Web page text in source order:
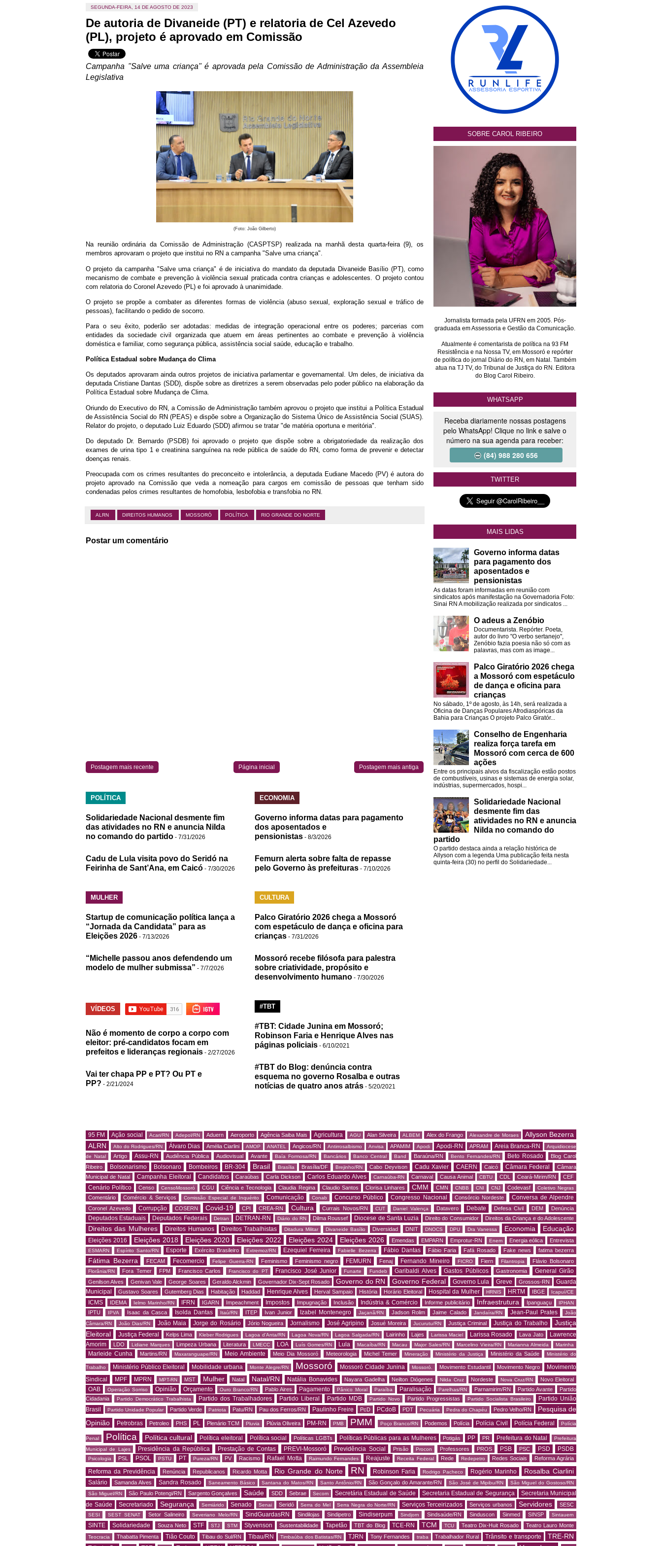
SEGUNDA-FEIRA, 14 DE AGOSTO DE 2023
De autoria de Divaneide (PT) e relatoria de Cel Azevedo
(PL), projeto é aprovado em Comissão
Campanha "Salve uma criança" é aprovada pela Comissão de Administração da Assembleia
Legislativa
(Foto: João Gilberto)
Na reunião ordinária da Comissão de Administração (CASPTSP) realizada na manhã desta quarta-feira (9), os
membros aprovaram o projeto que institui no RN a campanha "Salve uma criança".
O projeto da campanha "Salve uma criança" é de iniciativa do mandato da deputada Divaneide Basílio (PT), como
mecanismo de combate e prevenção à violência sexual praticada contra crianças e adolescentes. O projeto contou
com relatoria do Coronel Azevedo (PL) e foi aprovado à unanimidade.
O projeto se propõe a combater as diferentes formas de violência (abuso sexual, exploração sexual e tráfico de
pessoas), facilitando o pedido de socorro.
Para o seu êxito, poderão ser adotadas: medidas de integração operacional entre os poderes; parcerias com
entidades da sociedade civil organizada que atuem em áreas pertinentes ao combate e prevenção à violência
doméstica e familiar, como segurança pública, assistência social saúde, educação e trabalho.
Política Estadual sobre Mudança do Clima
Os deputados aprovaram ainda outros projetos de iniciativa parlamentar e governamental. Um deles,de iniciativa da
deputada Cristiane Dantas (SDD), dispõe sobre as diretrizes a serem observadas pelo poder público na elaboração da
Política Estadual sobre Mudança de Clima.
Oriundo do Executivo do RN, a Comissão de Administração também aprovou o projeto que institui a Política Estadual
de Assistência Social do RN (PEAS) e dispõe sobre a Organização do Sistema Único de Assistência Social (SUAS).
Relator do projeto, o deputado Luiz Eduardo (SDD) afirmou se tratar "de matéria oportuna e meritória".
Do deputado Dr. Bernardo (PSDB) foi aprovado o projeto que dispõe sobre a obrigatoriedade da realização dos
exames de urina tipo 1 e creatinina sanguínea na rede pública de saúde do RN, como forma de prevenir e detectar
doenças renais.
Preocupada com os crimes resultantes do preconceito e intolerância, a deputada Eudiane Macedo (PV) é autora do
projeto aprovado na Comissão que veda a nomeação para cargos em comissão de pessoas que tenham sido
condenadas pelos crimes resultantes de homofobia, lesbofobia e transfobia no RN.
ALRN DIREITOS HUMANOS MOSSORÓ POLÍTICA RIO GRANDE DO NORTE
Postar um comentário
Postagem mais recente Postagem mais antiga
Página inicial
POLÍTICA
Solidariedade Nacional desmente fim
das atividades no RN e anuncia Nilda
no comando do partido - 7/31/2026
Cadu de Lula visita povo do Seridó na
Feirinha de Sant’Ana, em Caicó - 7/30/2026
ECONOMIA
Governo informa datas para pagamento
dos aposentados e
pensionistas - 8/3/2026
Femurn alerta sobre falta de repasse
pelo Governo às prefeituras - 7/10/2026
MULHER
Startup de comunicação política lança a
“Jornada da Candidata” para as
Eleições 2026 - 7/13/2026
“Michelle passou anos defendendo um
modelo de mulher submissa” - 7/7/2026
CULTURA
Palco Giratório 2026 chega a Mossoró
com espetáculo de dança e oficina para
crianças - 7/31/2026
Mossoró recebe filósofa para palestra
sobre criatividade, propósito e
desenvolvimento humano - 7/30/2026
VÍDEOS
Não é momento de corpo a corpo com
eleitor: pré-candidatos focam em
prefeitos e lideranças regionais - 2/27/2026
Vai ter chapa PP e PT? Ou PT e
PP? - 2/21/2024
#TBT
#TBT: Cidade Junina em Mossoró;
Robinson Faria e Henrique Alves nas
páginas policiais - 6/10/2021
#TBT do Blog: denúncia contra
esquema no governo Rosalba e outras
notícias de quatro anos atrás - 5/20/2021
SOBRE CAROL RIBEIRO
Jornalista formada pela UFRN em 2005. Pós-
graduada em Assessoria e Gestão da Comunicação.
Atualmente é comentarista de política na 93 FM
Resistência e na Nossa TV, em Mossoró e repórter
de política do jornal Diário do RN, em Natal. Também
atua na TJ TV, do Tribunal de Justiça do RN. Editora
do Blog Carol Ribeiro.
WHATSAPP
Receba diariamente nossas postagens
pelo WhatsApp! Clique no link e salve o
número na sua agenda para receber:
(84) 988 280 656
TWITTER
MAIS LIDAS
Governo informa datas
para pagamento dos
aposentados e
pensionistas
As datas foram informadas em reunião com
sindicatos após manifestação na Governadoria Foto:
Sinai RN A mobilização realizada por sindicatos ...
O adeus a Zenóbio
Documentarista. Repórter. Poeta,
autor do livro "O verbo sertanejo",
Zenóbio fazia poesia não só com as
palavras, mas com as image...
Palco Giratório 2026 chega
a Mossoró com espetáculo
de dança e oficina para
crianças
No sábado, 1º de agosto, às 14h, será realizada a
Oficina de Danças Populares Afrodiaspóricas da
Bahia para Crianças O projeto Palco Giratór...
Conselho de Engenharia
realiza força tarefa em
Mossoró com cerca de 600
ações
Entre os principais alvos da fiscalização estão postos
de combustíveis, usinas e sistemas de energia solar,
indústrias, supermercados, hospi...
Solidariedade Nacional
desmente fim das
atividades no RN e anuncia
Nilda no comando do
partido
O partido destaca ainda a relação histórica de
Allyson com a legenda Uma publicação feita nesta
quinta-feira (30) no perfil do Solidariedade...
95 FM Ação social Acari/RN Adepol/RN Aduern Aeroporto Agência Saiba Mais Agricultura AGU Alan Silveira ALBEM Alex do Frango Alexandre de Moraes
Allyson Bezerra
ALRN
Alto do Rodrigues/RN Álvaro Dias Amélia Ciarlini AMOP ANATEL Angicos/RN Antirrosalbismo Anvisa APAMIM Apodi Apodi-RN APRAM Areia Branca-RN
Arquidiocese
de Natal
Artigo Assu-RN Audiência Pública Audiovisual Avante Baía Formosa/RN Bancários Banco Central Band Baraúna/RN Bento Fernandes/RN Beto Rosado
Blog Carol
Ribeiro
Bolsonarismo Bolsonaro Bombeiros BR-304 Brasil Brasília Brasília/DF Brejinho/RN Cabo Deyvison Cadu Xavier CAERN Caicó Câmara Federal
Câmara
Municipal de Natal
Campanha Eleitoral Candidatos Caraúbas Carla Dickson Carlos Eduardo Alves Carnaúba-RN Carnaval Causa Animal CBTU CDL Ceará-Mirim/RN CEF
Cenário Político Censo CensoMossoró CGU Ciência e Tecnologia Claudia Regina Claudio Santos Clorisa Linhares CMM CMN CNBB CNI CNJ Codevasf Coletivo Negras
Comentário Comércio & Serviços Comissão Especial de Inquérito Comunicação Conab Concurso Público Congresso Nacional Consórcio Nordeste Conversa de Alpendre
Coronel Azevedo Corrupção COSERN Covid-19 CPI CREA-RN Cultura Currais Novos/RN CUT Daniel Valença Datavero Debate Defesa Civil DEM Denúncia
Deputados Estaduais Deputados Federais Detran DETRAN-RN Diário do RN Dilma Roussef Diocese de Santa Luzia Direito do Consumidor Direitos da Criança e do Adolescente
Direitos das Mulheres Direitos Humanos Direitos Trabalhistas Ditadura Militar Divaneide Basílio Diversidad DNIT DNOCS DPU Dra Vanessa Economia Educação
Eleições 2016 Eleições 2018 Eleições 2020 Eleições 2022 Eleições 2024 Eleições 2026 Emendas EMPARN Emprotur-RN Enem Energia eólica Entrevista
ESMARN Espírito Santo/RN Esporte Exército Brasileiro Extremoz/RN Ezequiel Ferreira Fabielle Bezerra Fábio Dantas Fábio Faria Fafá Rosado Fake news fatima bezerra
Fátima Bezerra FECAM Fecomercio Felipe Guerra-RN Feminismo Feminismo negro FEMURN Fenaj Fernando Mineiro FICRO Fiern Filantropia Flávio Bolsonaro
Florânia/RN Fora Temer FPM Francisco Carlos Francisco do PT Francisco José Junior Funarte Fundeb Garibaldi Alves Gastos Públicos Gastronomia General Girão
Genilson Alves Genivan Vale George Soares Geraldo Alckmin Governador Dix-Sept Rosado Governo do RN Governo Federal Governo Lula Greve Grossos-RN
Guarda
Municipal
Gustavo Soares Gutemberg Dias Habitação Haddad Henrique Alves Herval Sampaio História Horário Eleitoral Hospital da Mulher HRNIS HRTM IBGE Icapuí/CE
ICMS IDEMA Ielmo Marinho/RN IFRN IGARN Impeachment Impostos Impugnação Inclusão Indústria & Comércio Informe publicitário Infraestrutura Ipanguaçu IPHAN
IPTU IPVA Isaac da Casca Isolda Dantas Itaú/RN ITEP Ivan Junior Izabel Montenegro Jaçanã/RN Jadson Rolim Jaime Calado Jandaíra/RN Jean-Paul Prates
João
Câmara/RN
João Dias/RN João Maia Jorge do Rosário Jório Nogueira Jornalismo José Agripino Josué Moreira Jucurutu/RN Justiça Criminal Justiça do Trabalho
Justiça
Eleitoral
Justiça Federal Kelps Lima Kleber Rodrigues Lagoa d'Anta/RN Lagoa Nova/RN Lagoa Salgada/RN Lairinho Lajes Larissa Maciel Larissa Rosado Lava Jato
Lawrence
Amorim
LDO Lidiane Marques Limpeza Urbana Literatura LMECC LOA Luís Gomes/RN Lula Macaíba/RN Macau Major Sales/RN Marcelino Vieira/RN Marianna Almeida Marinha
Marleide Cunha Martins/RN Maxaranguape/RN Meio Ambiente Meio Dia Mossoró Meteorologia Michel Temer Mineração Ministério da Justiça Ministério da Saúde Ministério do
Trabalho Ministério Público Eleitoral Mobilidade urbana Monte Alegre/RN Mossoró Mossoró Cidade Junina Mossoró. Movimento Estudantil Movimento Negro
Movimento
Sindical
MPF MPRN MPT-RN MST Mulher Natal Natal/RN Natália Bonavides Nayara Gadelha Neilton Diógenes Nilda Cruz Nordeste Nova Cruz/RN Novo Eleitoral
OAB Operação Sorriso Opinião Orçamento Ouro Branco/RN Pablo Aires Pagamento Pânico Moral Paraíba Paralisação Parelhas/RN Parnamirim/RN Partido Avante
Partido
Cidadania
Partido Democrático Trabalhista Partido dos Trabalhadores Partido Liberal Partido MDB Partido Novo Partido Progressistas Partido Socialista Brasileiro
Partido União
Brasil
Partido Unidade Popular Partido Verde Patriota Patu/RN Pau dos Ferros/RN Paulinho Freire PcD PCdoB PDT Pecuária Pedra do Chapéu Pedro Velho/RN
Pesquisa de
Opinião
Petrobras Petroleo PHS PL Plenário TCM Pluvia Plúvia Oliveira PM-RN PMB PMM Poço Branco/RN Podemos Polícia Polícia Civil Polícia Federal Polícia
Penal Política Política cultural Política eleitoral Política social Políticas LGBTs Políticas Públicas para as Mulheres Potigás PP PR Prefeitura do Natal
Prefeitura
Municipal de Lajes
Presidência da República Prestação de Contas PREVI-Mossoró Previdência Social Prisão Procon Professores PROS PSB PSC PSD PSDB
Psicologia PSL PSOL PSTU PT Pureza/RN PV Racismo Rafael Motta Raimundo Fernandes Reajuste Receita Federal Rede Redepetro Redes Sociais Reforma Agrária
Reforma da Previdência Renúncia Republicanos Ricardo Motta Rio Grande do Norte RN Robinson Faria Rodrigo Pacheco Rogério Marinho Rosalba Ciarlini
Salário Samanda Alves Sandra Rosado Saneamento Básico Santana do Matos/RN Santo Antônio/RN São Gonçalo do Amarante/RN São José de Mipibu/RN
São Miguel do Gostoso/RN
São Miguel/RN
São Paulo Potengi/RN Sargento Gonçalves Saúde SDD Sebrae Secom Secretária Estadual de Saúde Secretaria Estadual de Segurança
Secretaria Municipal
de Saúde
Secretariado Segurança Semiárido Senado Senai Seridó Serra do Mel Serra Negra do Norte/RN Serviços Terceirizados Serviços urbanos Servidores SESC
SESI SEST SENAT Setor Salineiro Severiano Melo/RN SindGuardasRN Sindilojas Sindipetro Sindiserpum Sindjorn Sindsaúde/RN Sinduscon Sinmed SINSP Sintauern
SINTE Solidariedade Souza Neto STF STJ STM Styvenson Sustentabilidade Tapetão TBT do Blog TCE-RN TCM TCU Teatro Dix-Huit Rosado Teatro Lauro Monte
Teocracia Thabatta Pimenta Tião Couto Tibau do Sul/RN Tibau/RN Timbaúba dos Batistas/RN TJRN Tony Fernandes traba Trabalhador Rural Trânsito e transporte TRE-RN